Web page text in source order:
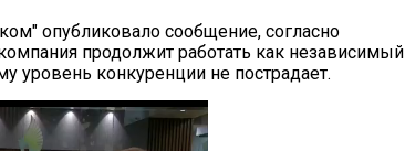
опубликовало сообщение, согласно
продолжит работать как независимый
уровень конкуренции не пострадает.